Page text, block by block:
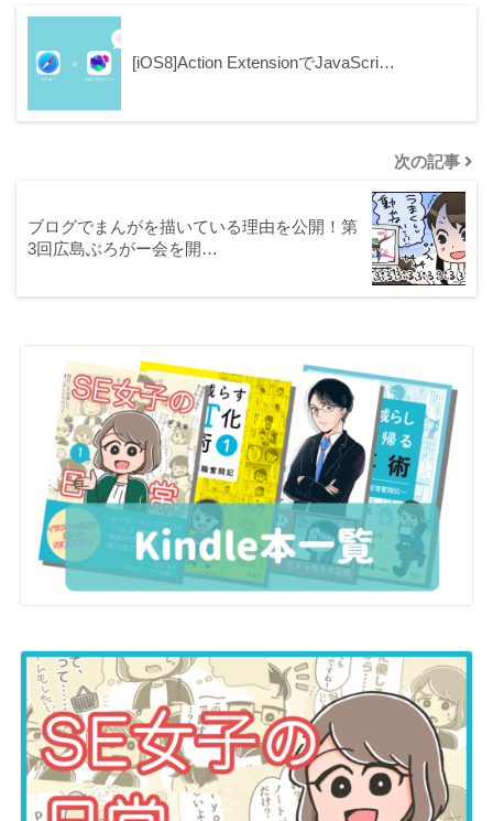
[iOS8]Action ExtensionでJavaScri…
次の記事
ブログでまんがを描いている理由を公開！第
3回広島ぶろがー会を開…